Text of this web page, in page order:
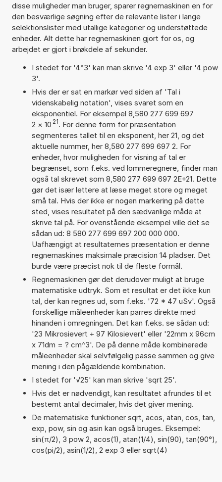
disse muligheder man bruger, sparer regnemaskinen en for
den besværlige søgning efter de relevante lister i lange
selektionslister med utallige kategorier og understøttede
enheder. Alt dette har regnemaskinen gjort for os, og
arbejdet er gjort i brøkdele af sekunder.
I stedet for '4^3' kan man skrive '4 exp 3' eller '4 pow
3'.
Hvis der er sat en markør ved siden af 'Tal i
videnskabelig notation', vises svaret som en
eksponentiel. For eksempel 8,580 277 699 697
2 × 10 21. For denne form for præsentation
segmenteres tallet til en eksponent, her 21, og det
aktuelle nummer, her 8,580 277 699 697 2. For
enheder, hvor muligheden for visning af tal er
begrænset, som f.eks. ved lommeregnere, finder man
også tal skrevet som 8,580 277 699 697 2E+21. Dette
gør det især lettere at læse meget store og meget
små tal. Hvis der ikke er nogen markering på dette
sted, vises resultatet på den sædvanlige måde at
skrive tal på. For ovenstående eksempel ville det se
sådan ud: 8 580 277 699 697 200 000 000.
Uafhængigt at resultaternes præsentation er denne
regnemaskines maksimale præcision 14 pladser. Det
burde være præcist nok til de fleste formål.
Regnemaskinen gør det derudover muligt at bruge
matematiske udtryk. Som et resultat er det ikke kun
tal, der kan regnes ud, som f.eks. '72 * 47 uSv'. Også
forskellige måleenheder kan parres direkte med
hinanden i omregningen. Det kan f.eks. se sådan ud:
'23 Mikrosievert + 97 Kilosievert' eller '22mm x 96cm
x 71dm = ? cm^3'. De på denne måde kombinerede
måleenheder skal selvfølgelig passe sammen og give
mening i den pågældende kombination.
I stedet for '√25' kan man skrive 'sqrt 25'.
Hvis det er nødvendigt, kan resultatet afrundes til et
bestemt antal decimaler, hvis det giver mening.
De matematiske funktioner sqrt, acos, atan, cos, tan,
exp, pow, sin og asin kan også bruges. Eksempel:
sin(π/2), 3 pow 2, acos(1), atan(1/4), sin(90), tan(90°),
cos(pi/2), asin(1/2), 2 exp 3 eller sqrt(4)